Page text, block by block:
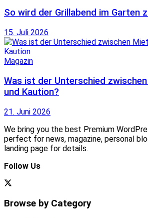
So wird der Grillabend im Garten
15. Juli 2026
Magazin
Was ist der Unterschied
und Kaution?
21. Juni 2026
We bring you the best Premium
perfect for news, magazine, personal
landing page for details.
Follow Us
Browse by Category